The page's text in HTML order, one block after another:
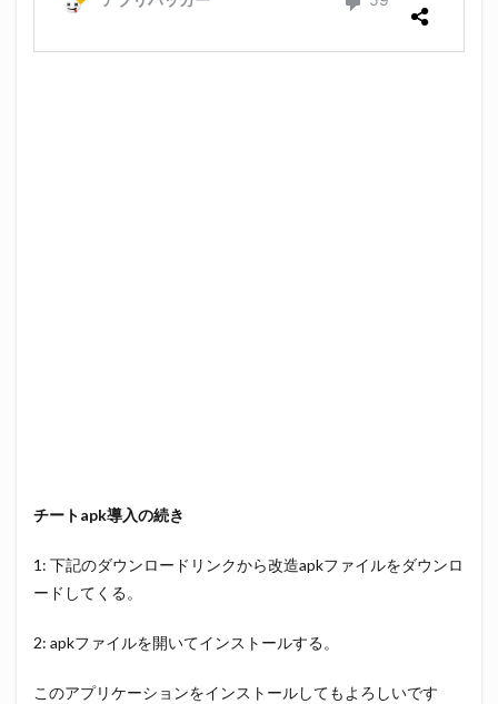
チートapk導入の続き
1: 下記のダウンロードリンクから改造apkファイルをダウンロ
ードしてくる。
2: apkファイルを開いてインストールする。
このアプリケーションをインストールしてもよろしいです